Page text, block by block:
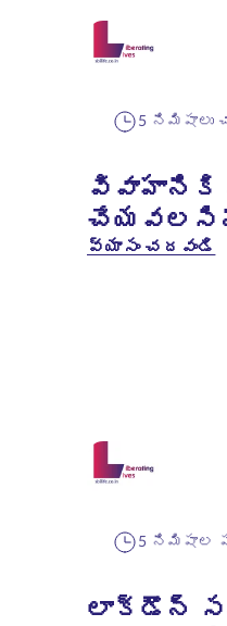
5 నిమిషాలు
వివాహానికి
చేయవలసిన
వ్యాసం చదవండి
5 నిమిషాల
లాక్‌డౌన్